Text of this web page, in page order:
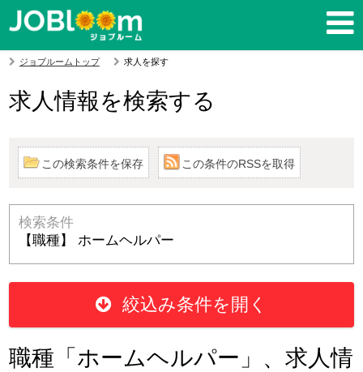
ジョブルームトップ 求人を探す
求人情報を検索する
この検索条件を保存 この条件のRSSを取得
検索条件
【職種】 ホームヘルパー
絞込み条件を開く
職種「ホームヘルパー」、求人情